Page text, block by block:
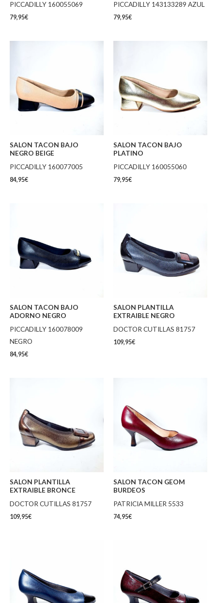
PICCADILLY 160055069
79,95€
PICCADILLY 143133289 AZUL
79,95€
SALON TACON BAJO
NEGRO BEIGE
PICCADILLY 160077005
84,95€
SALON TACON BAJO
PLATINO
PICCADILLY 160055060
79,95€
SALON TACON BAJO
ADORNO NEGRO
PICCADILLY 160078009
NEGRO
84,95€
SALON PLANTILLA
EXTRAIBLE NEGRO
DOCTOR CUTILLAS 81757
109,95€
SALON PLANTILLA
EXTRAIBLE BRONCE
DOCTOR CUTILLAS 81757
109,95€
SALON TACON GEOM
BURDEOS
PATRICIA MILLER 5533
74,95€